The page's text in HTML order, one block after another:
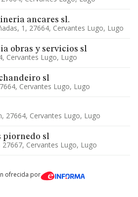
ancares sl.
1, 27664, Cervantes Lugo, Lugo
obras y servicios sl
Cervantes Lugo, Lugo
sl
Cervantes Lugo, Lugo
27664, Cervantes Lugo, Lugo
piornedo sl
Cervantes Lugo, Lugo
ofrecida por